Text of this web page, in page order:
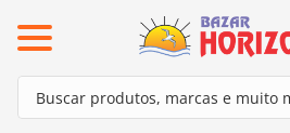
Buscar produtos, marcas e
Termos mais buscados
mais buscados
barroco